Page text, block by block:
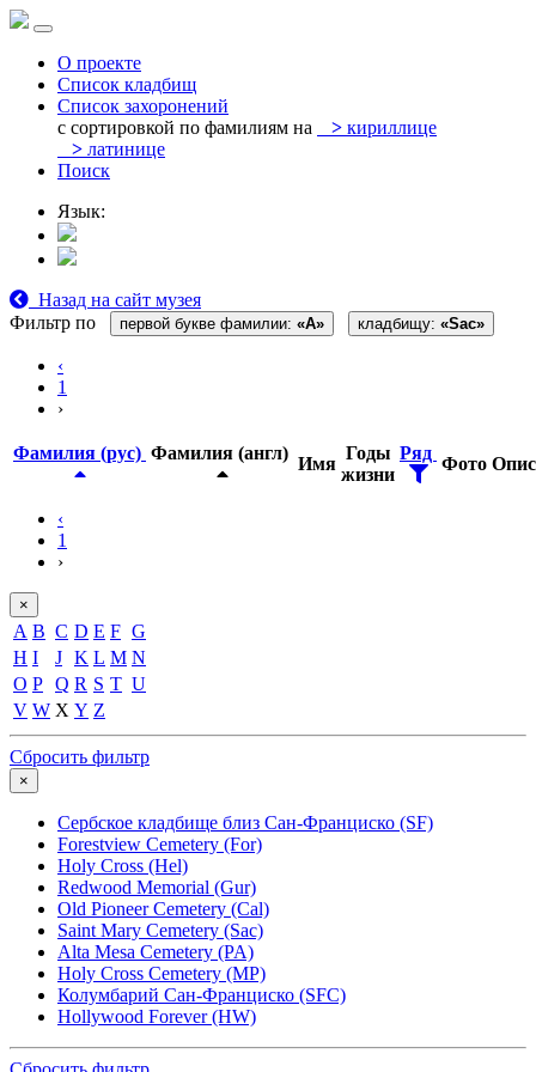
О проекте
Список кладбищ
Список захоронений
с сортировкой по фамилиям на
> кириллице
> латинице
Поиск
Язык:
Назад на сайт музея
Фильтр по
первой букве фамилии: «A» кладбищу: «Sac»
‹
1
›
Фамилия (рус) Фамилия (англ)
Имя
Годы
жизни
Ряд
Фото
‹
1
›
×
A B C D E F G
H I J K L M N
O P Q R S T U
V W X Y Z
Сбросить фильтр
×
Сербское кладбище близ Сан-Франциско (SF)
Forestview Cemetery (For)
Holy Cross (Hel)
Redwood Memorial (Gur)
Old Pioneer Cemetery (Cal)
Saint Mary Cemetery (Sac)
Alta Mesa Cemetery (PA)
Holy Cross Cemetery (MP)
Колумбарий Сан-Франциско (SFC)
Hollywood Forever (HW)